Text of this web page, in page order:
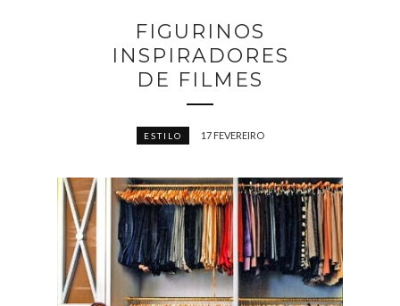
FIGURINOS
INSPIRADORES
DE FILMES
ESTILO 17 FEVEREIRO